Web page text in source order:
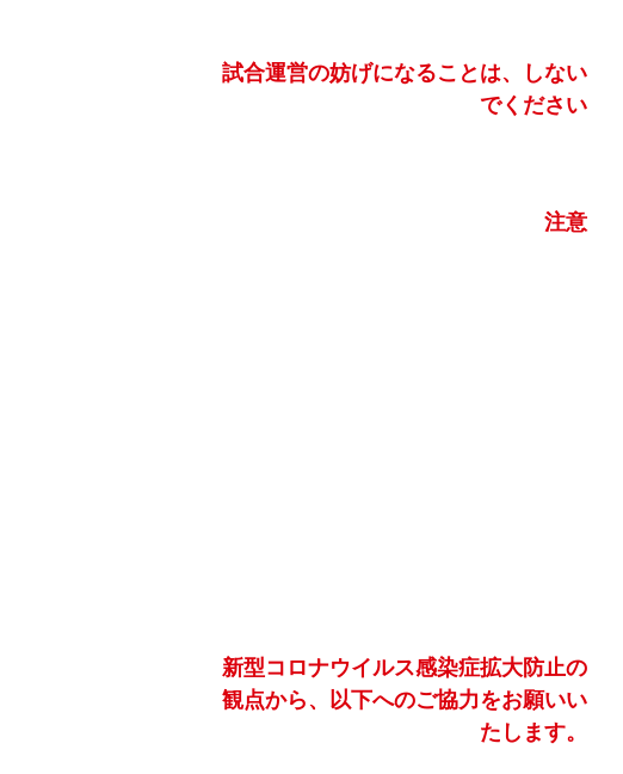
試合運営の妨げになることは、しない
でください
注意
新型コロナウイルス感染症拡大防止の
観点から、以下へのご協力をお願いい
たします。